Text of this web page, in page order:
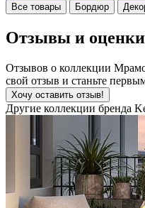
Все товары Бордюр
Отзывы и оценки
Отзывов о коллекции
свой отзыв и станьте
Хочу оставить отзыв!
Другие коллекции бренда